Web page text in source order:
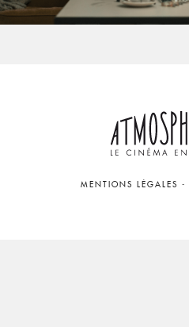
MENTIONS LÉGALES -